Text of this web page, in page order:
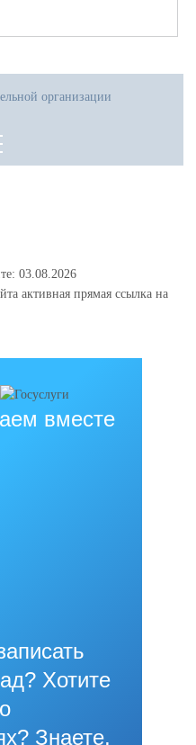
организации
03.08.2026
активная прямая ссылка на
вместе
Хотите
Знаете,